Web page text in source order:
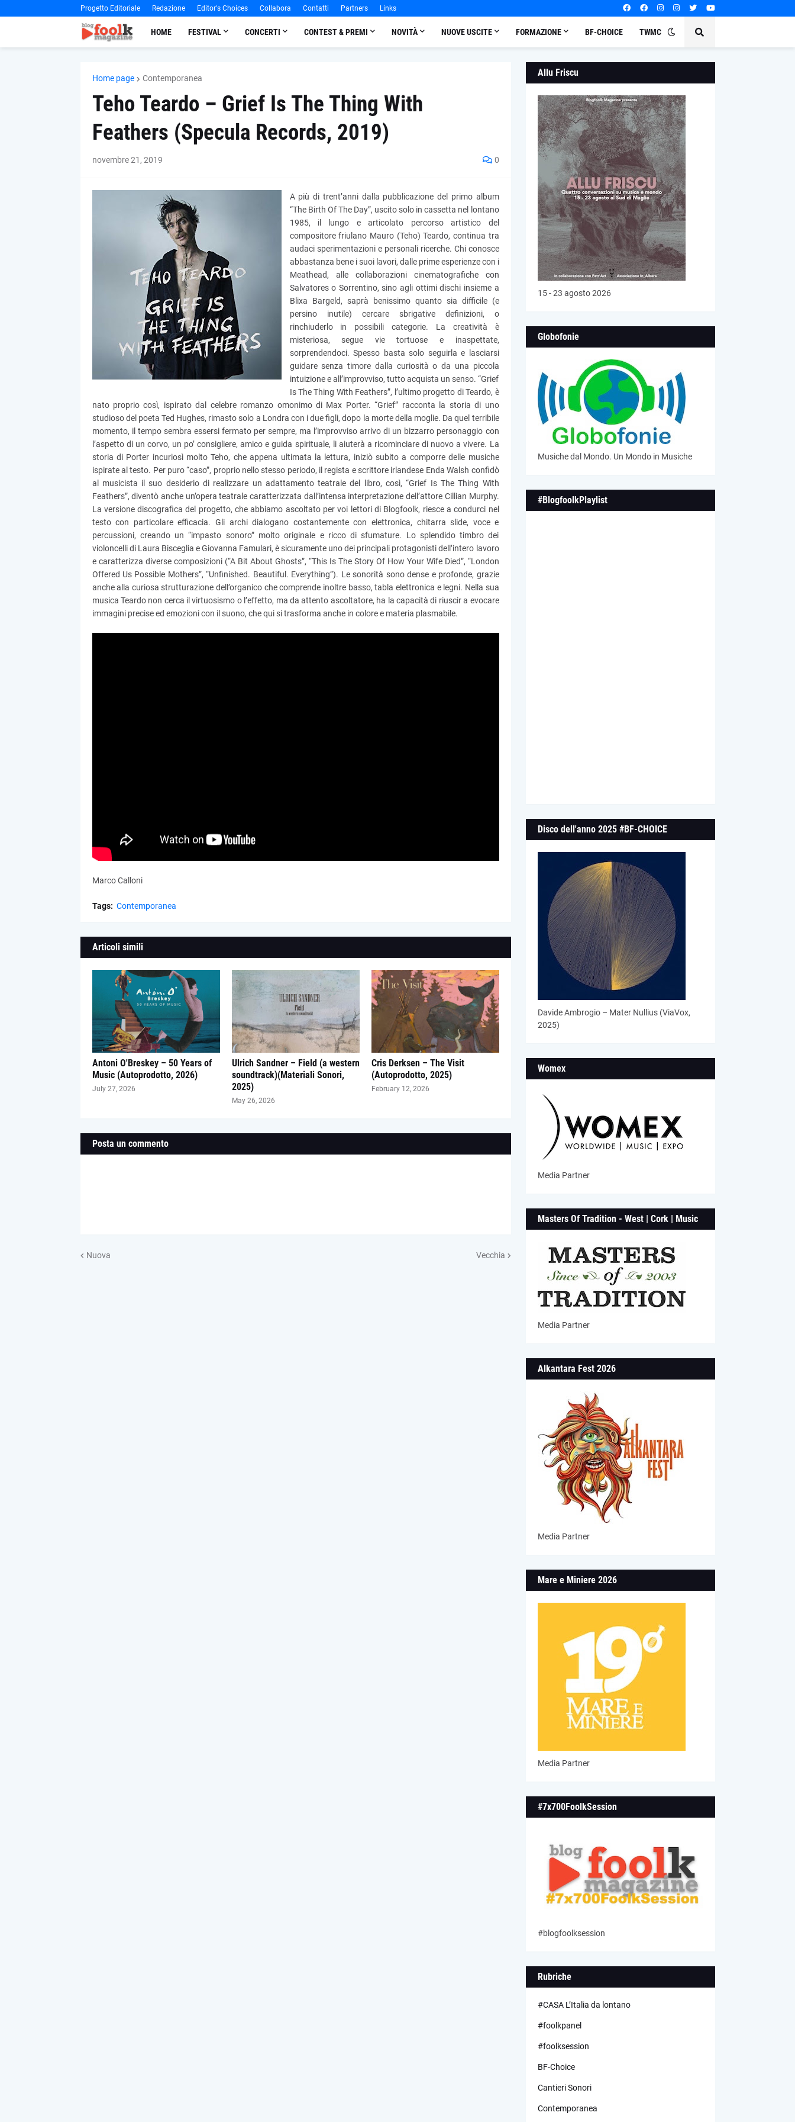
Progetto Editoriale Redazione Editor's Choices Collabora Contatti Partners Links
HOME FESTIVAL CONCERTI CONTEST & PREMI NOVITÀ NUOVE USCITE FORMAZIONE BF-CHOICE TWMC
Home page Contemporanea
Teho Teardo – Grief Is The Thing With
Feathers (Specula Records, 2019)
novembre 21, 2019 0
A più di trent’anni dalla pubblicazione del primo album
“The Birth Of The Day”, uscito solo in cassetta nel lontano
1985, il lungo e articolato percorso artistico del
compositore friulano Mauro (Teho) Teardo, continua tra
audaci sperimentazioni e personali ricerche. Chi conosce
abbastanza bene i suoi lavori, dalle prime esperienze con i
Meathead, alle collaborazioni cinematografiche con
Salvatores o Sorrentino, sino agli ottimi dischi insieme a
Blixa Bargeld, saprà benissimo quanto sia difficile (e
persino inutile) cercare sbrigative definizioni, o
rinchiuderlo in possibili categorie. La creatività è
misteriosa, segue vie tortuose e inaspettate,
sorprendendoci. Spesso basta solo seguirla e lasciarsi
guidare senza timore dalla curiosità o da una piccola
intuizione e all’improvviso, tutto acquista un senso. “Grief
Is The Thing With Feathers”, l’ultimo progetto di Teardo, è
nato proprio così, ispirato dal celebre romanzo omonimo di Max Porter. “Grief” racconta la storia di uno
studioso del poeta Ted Hughes, rimasto solo a Londra con i due figli, dopo la morte della moglie. Da quel terribile
momento, il tempo sembra essersi fermato per sempre, ma l’improvviso arrivo di un bizzarro personaggio con
l’aspetto di un corvo, un po’ consigliere, amico e guida spirituale, li aiuterà a ricominciare di nuovo a vivere. La
storia di Porter incuriosì molto Teho, che appena ultimata la lettura, iniziò subito a comporre delle musiche
ispirate al testo. Per puro “caso”, proprio nello stesso periodo, il regista e scrittore irlandese Enda Walsh confidò
al musicista il suo desiderio di realizzare un adattamento teatrale del libro, così, “Grief Is The Thing With
Feathers”, diventò anche un’opera teatrale caratterizzata dall’intensa interpretazione dell’attore Cillian Murphy.
La versione discografica del progetto, che abbiamo ascoltato per voi lettori di Blogfoolk, riesce a condurci nel
testo con particolare efficacia. Gli archi dialogano costantemente con elettronica, chitarra slide, voce e
percussioni, creando un “impasto sonoro” molto originale e ricco di sfumature. Lo splendido timbro dei
violoncelli di Laura Bisceglia e Giovanna Famulari, è sicuramente uno dei principali protagonisti dell’intero lavoro
e caratterizza diverse composizioni (“A Bit About Ghosts”, “This Is The Story Of How Your Wife Died”, “London
Offered Us Possible Mothers”, “Unfinished. Beautiful. Everything”). Le sonorità sono dense e profonde, grazie
anche alla curiosa strutturazione dell’organico che comprende inoltre basso, tabla elettronica e legni. Nella sua
musica Teardo non cerca il virtuosismo o l’effetto, ma da attento ascoltatore, ha la capacità di riuscir a evocare
immagini precise ed emozioni con il suono, che qui si trasforma anche in colore e materia plasmabile.
Marco Calloni
Tags: Contemporanea
Articoli simili
Antoni O'Breskey – 50 Years of
Music (Autoprodotto, 2026)
July 27, 2026
Ulrich Sandner – Field (a western
soundtrack)(Materiali Sonori,
2025)
May 26, 2026
Cris Derksen – The Visit
(Autoprodotto, 2025)
February 12, 2026
Posta un commento
Nuova Vecchia
Allu Friscu
15 - 23 agosto 2026
Globofonie
Musiche dal Mondo. Un Mondo in Musiche
#BlogfoolkPlaylist
Disco dell'anno 2025 #BF-CHOICE
Davide Ambrogio – Mater Nullius (ViaVox,
2025)
Womex
Media Partner
Masters Of Tradition - West | Cork | Music
Media Partner
Alkantara Fest 2026
Media Partner
Mare e Miniere 2026
Media Partner
#7x700FoolkSession
#blogfoolksession
Rubriche
#CASA L’Italia da lontano
#foolkpanel
#foolksession
BF-Choice
Cantieri Sonori
Contemporanea